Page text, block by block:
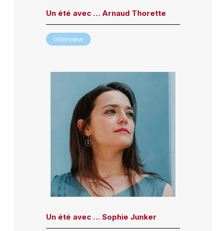
Un été avec … Arnaud Thorette
Interview
Un été avec … Sophie Junker